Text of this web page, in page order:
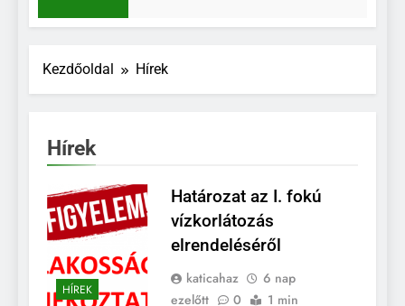
Kezdőoldal Hírek
Hírek
HÍREK
Határozat az I. fokú
vízkorlátozás
elrendeléséről
katicahaz
6 nap
ezelőtt
0
1 min